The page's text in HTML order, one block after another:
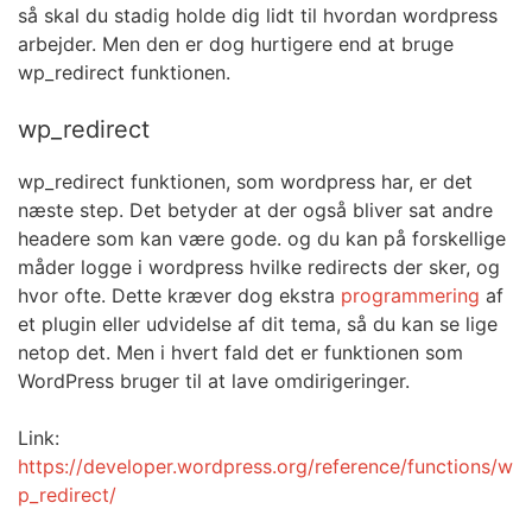
så skal du stadig holde dig lidt til hvordan wordpress
arbejder. Men den er dog hurtigere end at bruge
wp_redirect funktionen.
wp_redirect
wp_redirect funktionen, som wordpress har, er det
næste step. Det betyder at der også bliver sat andre
headere som kan være gode. og du kan på forskellige
måder logge i wordpress hvilke redirects der sker, og
hvor ofte. Dette kræver dog ekstra programmering af
et plugin eller udvidelse af dit tema, så du kan se lige
netop det. Men i hvert fald det er funktionen som
WordPress bruger til at lave omdirigeringer.
Link:
https://developer.wordpress.org/reference/functions/w
p_redirect/